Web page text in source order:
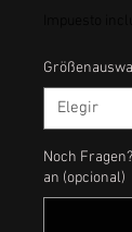
Noch
an (opcional)